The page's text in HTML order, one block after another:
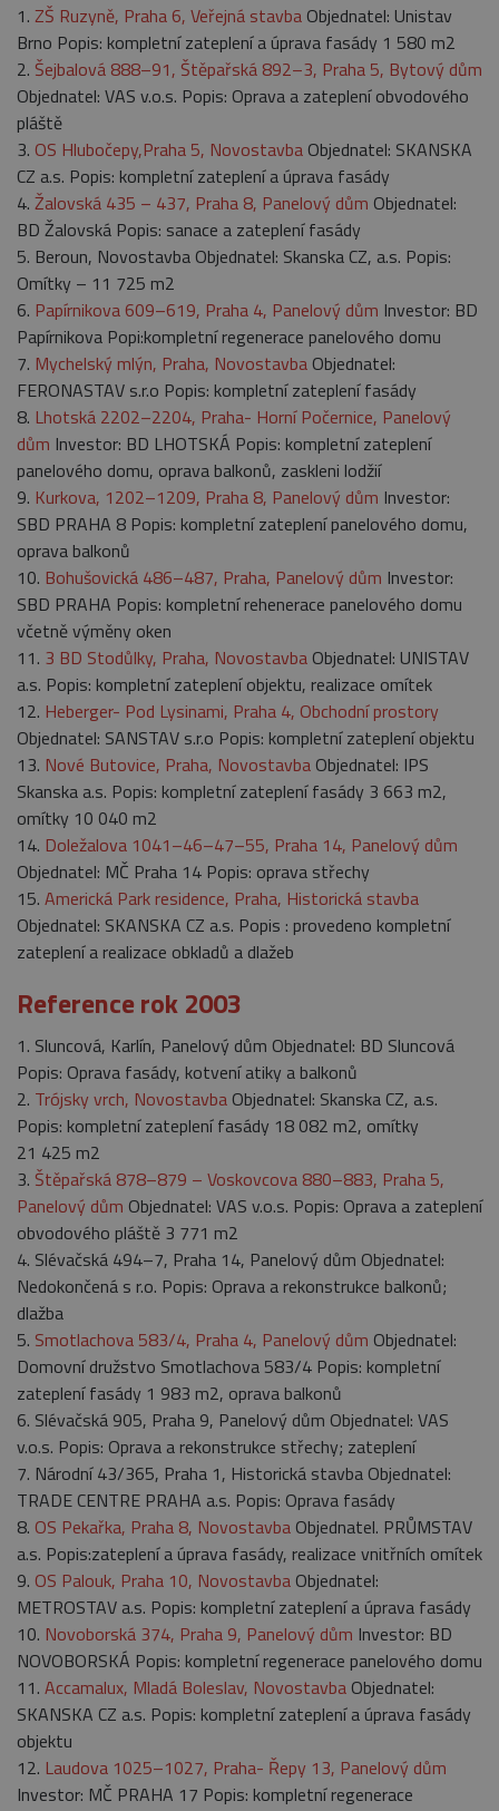
1. ZŠ Ruzyně, Praha 6, Veřejná stavba Objednatel: Unistav
Brno Popis: kompletní zateplení a úprava fasády 1 580 m2
2. Šejbalová 888–91, Štěpařská 892–3, Praha 5, Bytový dům
Objednatel: VAS v.o.s. Popis: Oprava a zateplení obvodového
pláště
3. OS Hlubočepy,Praha 5, Novostavba Objednatel: SKANSKA
CZ a.s. Popis: kompletní zateplení a úprava fasády
4. Žalovská 435 – 437, Praha 8, Panelový dům Objednatel:
BD Žalovská Popis: sanace a zateplení fasády
5. Beroun, Novostavba Objednatel: Skanska CZ, a.s. Popis:
Omítky – 11 725 m2
6. Papírnikova 609–619, Praha 4, Panelový dům Investor: BD
Papírnikova Popi:kompletní regenerace panelového domu
7. Mychelský mlýn, Praha, Novostavba Objednatel:
FERONASTAV s.r.o Popis: kompletní zateplení fasády
8. Lhotská 2202–2204, Praha- Horní Počernice, Panelový
dům Investor: BD LHOTSKÁ Popis: kompletní zateplení
panelového domu, oprava balkonů, zaskleni lodžií
9. Kurkova, 1202–1209, Praha 8, Panelový dům Investor:
SBD PRAHA 8 Popis: kompletní zateplení panelového domu,
oprava balkonů
10. Bohušovická 486–487, Praha, Panelový dům Investor:
SBD PRAHA Popis: kompletní rehenerace panelového domu
včetně výměny oken
11. 3 BD Stodůlky, Praha, Novostavba Objednatel: UNISTAV
a.s. Popis: kompletní zateplení objektu, realizace omítek
12. Heberger- Pod Lysinami, Praha 4, Obchodní prostory
Objednatel: SANSTAV s.r.o Popis: kompletní zateplení objektu
13. Nové Butovice, Praha, Novostavba Objednatel: IPS
Skanska a.s. Popis: kompletní zateplení fasády 3 663 m2,
omítky 10 040 m2
14. Doležalova 1041–46–47–55, Praha 14, Panelový dům
Objednatel: MČ Praha 14 Popis: oprava střechy
15. Americká Park residence, Praha, Historická stavba
Objednatel: SKANSKA CZ a.s. Popis : provedeno kompletní
zateplení a realizace obkladů a dlažeb
Reference rok 2003
1. Sluncová, Karlín, Panelový dům Objednatel: BD Sluncová
Popis: Oprava fasády, kotvení atiky a balkonů
2. Trójsky vrch, Novostavba Objednatel: Skanska CZ, a.s.
Popis: kompletní zateplení fasády 18 082 m2, omítky
21 425 m2
3. Štěpařská 878–879 – Voskovcova 880–883, Praha 5,
Panelový dům Objednatel: VAS v.o.s. Popis: Oprava a zateplení
obvodového pláště 3 771 m2
4. Slévačská 494–7, Praha 14, Panelový dům Objednatel:
Nedokončená s r.o. Popis: Oprava a rekonstrukce balkonů;
dlažba
5. Smotlachova 583/4, Praha 4, Panelový dům Objednatel:
Domovní družstvo Smotlachova 583/4 Popis: kompletní
zateplení fasády 1 983 m2, oprava balkonů
6. Slévačská 905, Praha 9, Panelový dům Objednatel: VAS
v.o.s. Popis: Oprava a rekonstrukce střechy; zateplení
7. Národní 43/365, Praha 1, Historická stavba Objednatel:
TRADE CENTRE PRAHA a.s. Popis: Oprava fasády
8. OS Pekařka, Praha 8, Novostavba Objednatel. PRŮMSTAV
a.s. Popis:zateplení a úprava fasády, realizace vnitřních omítek
9. OS Palouk, Praha 10, Novostavba Objednatel:
METROSTAV a.s. Popis: kompletní zateplení a úprava fasády
10. Novoborská 374, Praha 9, Panelový dům Investor: BD
NOVOBORSKÁ Popis: kompletní regenerace panelového domu
11. Accamalux, Mladá Boleslav, Novostavba Objednatel:
SKANSKA CZ a.s. Popis: kompletní zateplení a úprava fasády
objektu
12. Laudova 1025–1027, Praha- Řepy 13, Panelový dům
Investor: MČ PRAHA 17 Popis: kompletní regenerace